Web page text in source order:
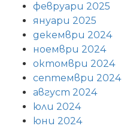
февруари 2025
януари 2025
декември 2024
ноември 2024
октомври 2024
септември 2024
август 2024
юли 2024
юни 2024